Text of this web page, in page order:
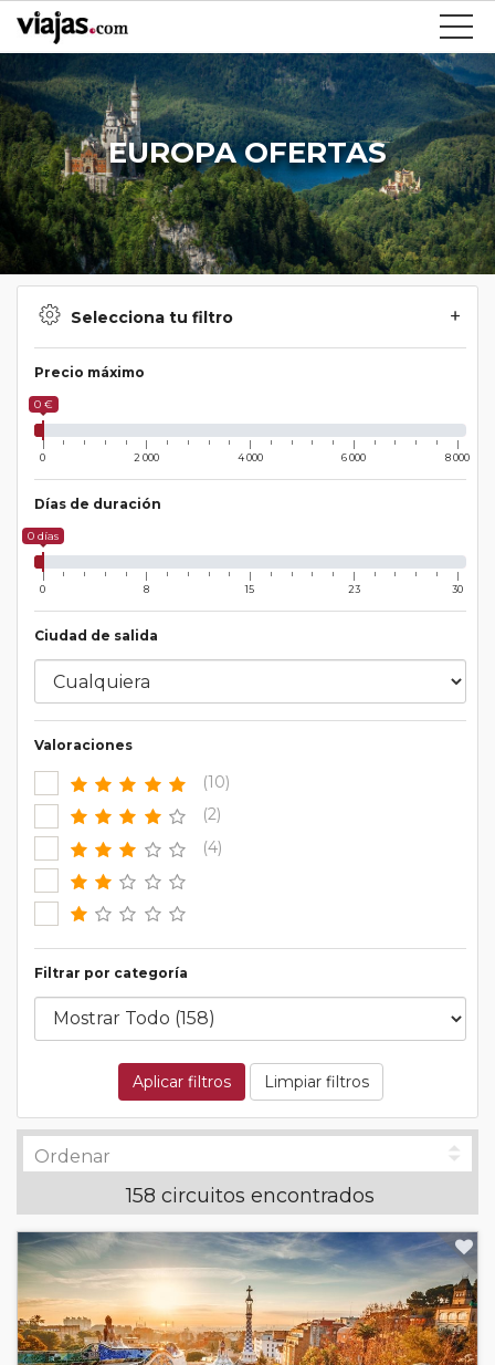
EUROPA OFERTAS
Selecciona tu filtro
Precio máximo
0 €
0 2 000 4 000 6 000 8 000
Días de duración
0 días
0 8 15 23 30
Ciudad de salida
Valoraciones
(10)
(2)
(4)
Filtrar por categoría
Aplicar filtros Limpiar filtros
158 circuitos encontrados